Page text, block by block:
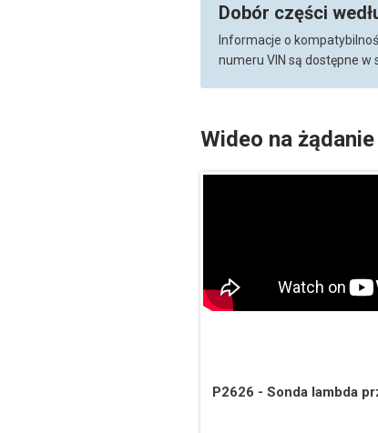
Dobór części
Informacje o
numeru VIN są dostępne w
Wideo na
P2626 - Sonda lambda